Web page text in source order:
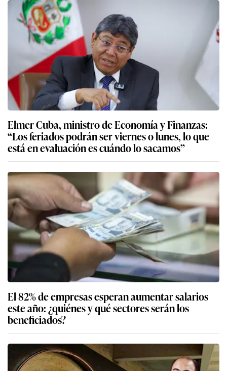
Elmer Cuba, ministro de Economía y Finanzas:
“Los feriados podrán ser viernes o lunes, lo que
está en evaluación es cuándo lo sacamos”
El 82% de empresas esperan aumentar salarios
este año: ¿quiénes y qué sectores serán los
beneficiados?